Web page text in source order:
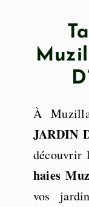
À
JARDIN
découvrir
haies
vos